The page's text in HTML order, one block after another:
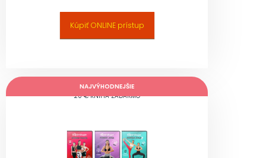
Kúpiť ONLINE prístup
NAJVÝHODNEJŠIE
20 € KNIHA ZADARMO